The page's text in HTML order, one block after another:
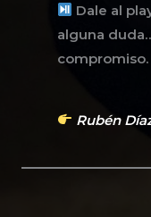
Dale al
alguna
compromiso.
Rubén